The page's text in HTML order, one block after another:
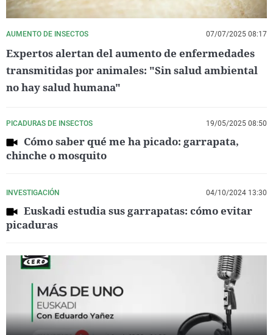
AUMENTO DE INSECTOS 07/07/2025 08:17
Expertos alertan del aumento de enfermedades
transmitidas por animales: "Sin salud ambiental
no hay salud humana"
PICADURAS DE INSECTOS 19/05/2025 08:50
Cómo saber qué me ha picado: garrapata,
chinche o mosquito
INVESTIGACIÓN 04/10/2024 13:30
Euskadi estudia sus garrapatas: cómo evitar
picaduras